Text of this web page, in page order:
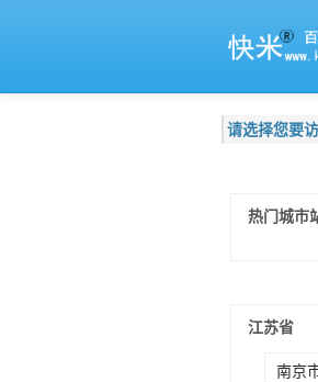
请选择您要
热门城市
江苏省
南京